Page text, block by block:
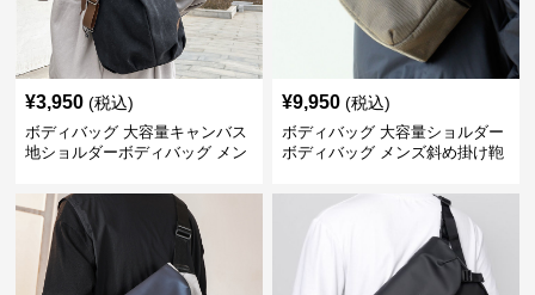
¥3,950 (税込)
ボディバッグ 大容量キャンバス
地ショルダーボディバッグ メン
¥9,950 (税込)
ボディバッグ 大容量ショルダー
ボディバッグ メンズ斜め掛け鞄